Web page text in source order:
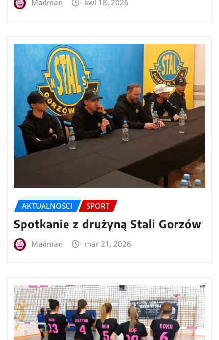
Madman kwi 18, 2026
AKTUALNOŚCI SPORT
Spotkanie z drużyną Stali Gorzów
Madman mar 21, 2026